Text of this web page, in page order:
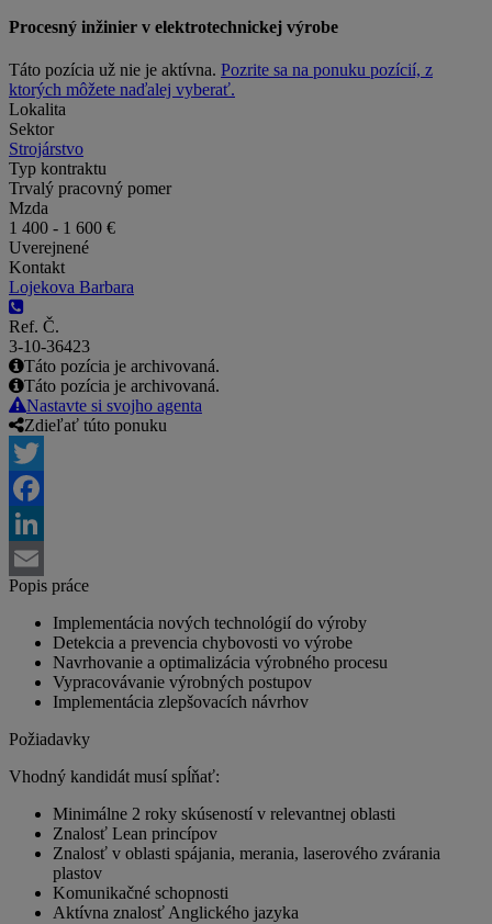
Procesný inžinier v elektrotechnickej výrobe
Táto pozícia už nie je aktívna. Pozrite sa na ponuku pozícií, z
ktorých môžete naďalej vyberať.
Lokalita
Sektor
Strojárstvo
Typ kontraktu
Trvalý pracovný pomer
Mzda
1 400 - 1 600 €
Uverejnené
Kontakt
Lojekova Barbara
Ref. Č.
3-10-36423
Táto pozícia je archivovaná.
Táto pozícia je archivovaná.
Nastavte si svojho agenta
Zdieľať túto ponuku
Twitter
Facebook
LinkedIn
Email
Popis práce
Implementácia nových technológií do výroby
Detekcia a prevencia chybovosti vo výrobe
Navrhovanie a optimalizácia výrobného procesu
Vypracovávanie výrobných postupov
Implementácia zlepšovacích návrhov
Požiadavky
Vhodný kandidát musí spĺňať:
Minimálne 2 roky skúseností v relevantnej oblasti
Znalosť Lean princípov
Znalosť v oblasti spájania, merania, laserového zvárania
plastov
Komunikačné schopnosti
Aktívna znalosť Anglického jazyka